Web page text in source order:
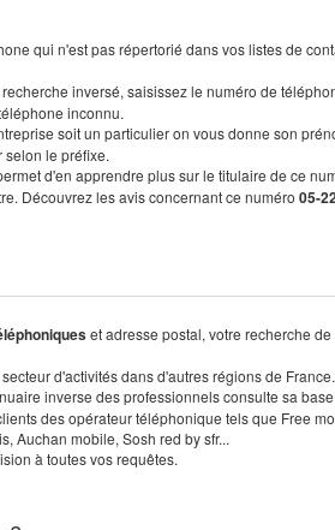
qui n'est pas répertorié dans vos listes de
inversé, saisissez le numéro de
inconnu.
soit un particulier on vous donne son
le préfixe.
d'en apprendre plus sur le titulaire de ce
Découvrez les avis concernant ce numéro 05-
et adresse postal, votre recherche
d'activités dans d'autres régions de France.
inverse des professionnels consulte sa
des opérateur téléphonique tels que Free
Auchan mobile, Sosh red by sfr...
à toutes vos requêtes.